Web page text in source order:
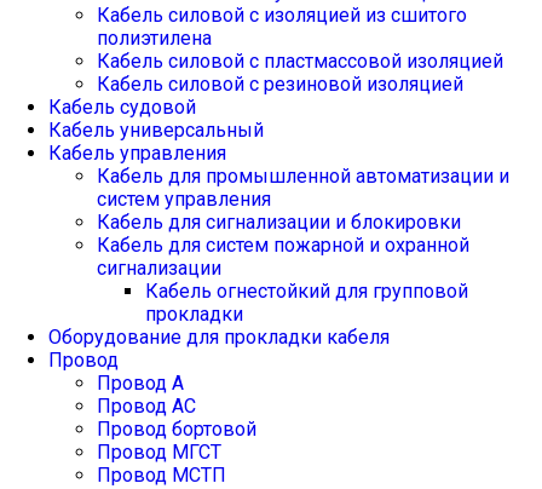
Кабель силовой с изоляцией из сшитого
полиэтилена
Кабель силовой с пластмассовой изоляцией
Кабель силовой с резиновой изоляцией
Кабель судовой
Кабель универсальный
Кабель управления
Кабель для промышленной автоматизации и
систем управления
Кабель для сигнализации и блокировки
Кабель для систем пожарной и охранной
сигнализации
Кабель огнестойкий для групповой
прокладки
Оборудование для прокладки кабеля
Провод
Провод А
Провод АС
Провод бортовой
Провод МГСТ
Провод МСТП